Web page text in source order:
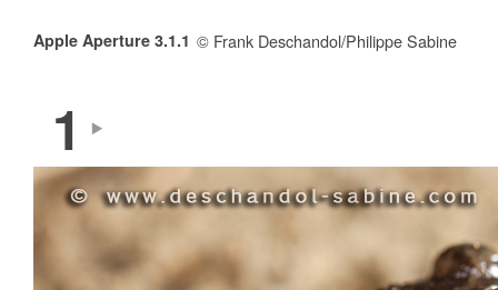
Apple Aperture 3.1.1 © Frank Deschandol/Philippe Sabine
1